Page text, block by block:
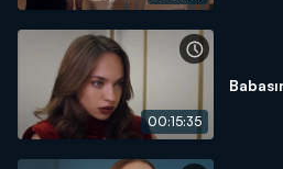
00:15:35